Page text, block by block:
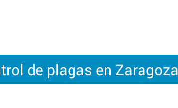
de plagas en Zaragoza